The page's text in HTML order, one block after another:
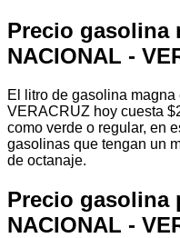
Precio gasolina
NACIONAL -
El litro de gasolina
VERACRUZ hoy cuesta
como verde o regular, en
gasolinas que tengan un
de octanaje.
Precio gasolina
NACIONAL -